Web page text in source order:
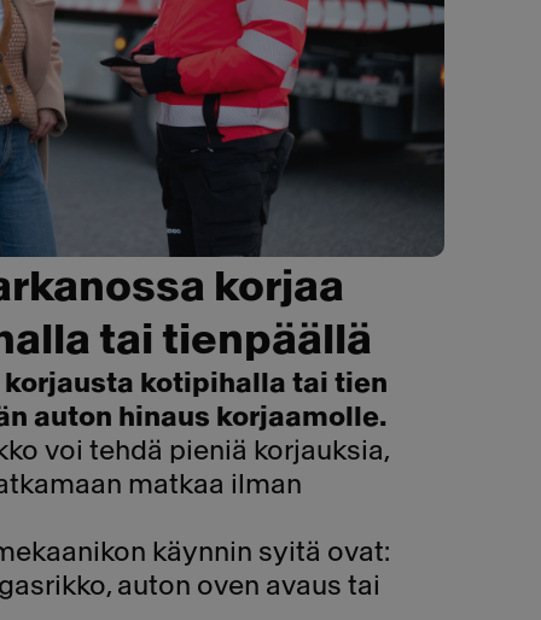
korjaa
tai tienpäällä
kotipihalla tai tien
auton hinaus korjaamolle.
voi tehdä pieniä korjauksia,
matkaa ilman
käynnin syitä ovat:
auton oven avaus tai